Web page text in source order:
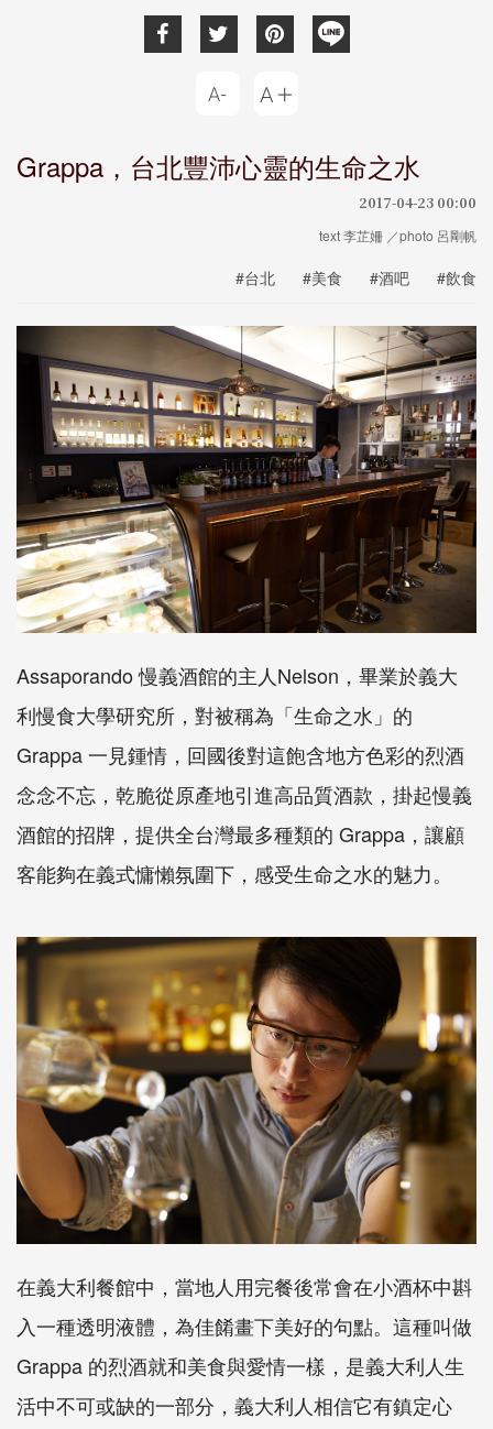
Grappa，台北豐沛心靈的生命之水
2017-04-23 00:00
text 李芷姍 ／photo 呂剛帆
#台北 #美食 #酒吧 #飲食
Assaporando 慢義酒館的主人Nelson，畢業於義大
利慢食大學研究所，對被稱為「生命之水」的
Grappa 一見鍾情，回國後對這飽含地方色彩的烈酒
念念不忘，乾脆從原產地引進高品質酒款，掛起慢義
酒館的招牌，提供全台灣最多種類的 Grappa，讓顧
客能夠在義式慵懶氛圍下，感受生命之水的魅力。
在義大利餐館中，當地人用完餐後常會在小酒杯中斟
入一種透明液體，為佳餚畫下美好的句點。這種叫做
Grappa 的烈酒就和美食與愛情一樣，是義大利人生
活中不可或缺的一部分，義大利人相信它有鎮定心